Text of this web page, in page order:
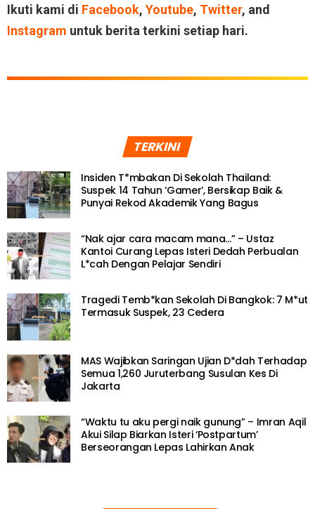
Ikuti kami di Facebook, Youtube, Twitter, and
Instagram untuk berita terkini setiap hari.
TERKINI
Insiden T*mbakan Di Sekolah Thailand:
Suspek 14 Tahun ‘Gamer’, Bersikap Baik &
Punyai Rekod Akademik Yang Bagus
“Nak ajar cara macam mana…” – Ustaz
Kantoi Curang Lepas Isteri Dedah Perbualan
L*cah Dengan Pelajar Sendiri
Tragedi Temb*kan Sekolah Di Bangkok: 7 M*ut
Termasuk Suspek, 23 Cedera
MAS Wajibkan Saringan Ujian D*dah Terhadap
Semua 1,260 Juruterbang Susulan Kes Di
Jakarta
“Waktu tu aku pergi naik gunung” – Imran Aqil
Akui Silap Biarkan Isteri ‘Postpartum’
Berseorangan Lepas Lahirkan Anak